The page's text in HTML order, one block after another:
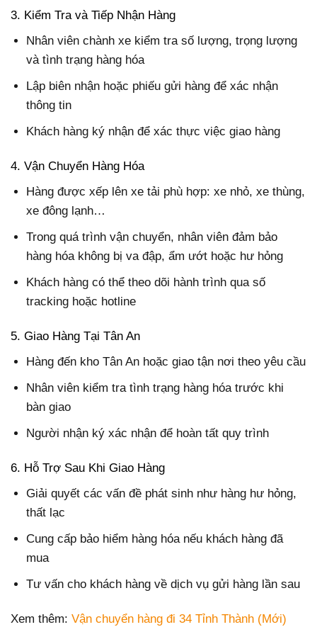
3. Kiểm Tra và Tiếp Nhận Hàng
Nhân viên chành xe kiểm tra số lượng, trọng lượng
và tình trạng hàng hóa
Lập biên nhận hoặc phiếu gửi hàng để xác nhận
thông tin
Khách hàng ký nhận để xác thực việc giao hàng
4. Vận Chuyển Hàng Hóa
Hàng được xếp lên xe tải phù hợp: xe nhỏ, xe thùng,
xe đông lạnh…
Trong quá trình vận chuyển, nhân viên đảm bảo
hàng hóa không bị va đập, ẩm ướt hoặc hư hỏng
Khách hàng có thể theo dõi hành trình qua số
tracking hoặc hotline
5. Giao Hàng Tại Tân An
Hàng đến kho Tân An hoặc giao tận nơi theo yêu cầu
Nhân viên kiểm tra tình trạng hàng hóa trước khi
bàn giao
Người nhận ký xác nhận để hoàn tất quy trình
6. Hỗ Trợ Sau Khi Giao Hàng
Giải quyết các vấn đề phát sinh như hàng hư hỏng,
thất lạc
Cung cấp bảo hiểm hàng hóa nếu khách hàng đã
mua
Tư vấn cho khách hàng về dịch vụ gửi hàng lần sau
Xem thêm: Vận chuyển hàng đi 34 Tỉnh Thành (Mới)